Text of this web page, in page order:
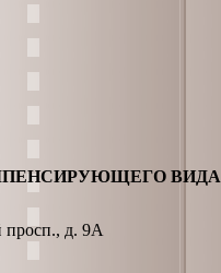
ВИДА
просп., д. 9А